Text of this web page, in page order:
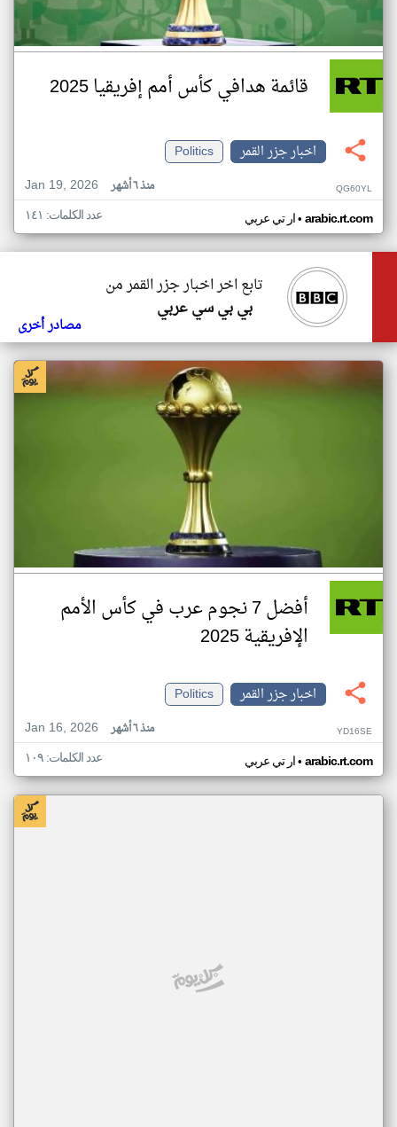
قائمة هدافي كأس أمم إفريقيا 2025
اخبار جزر القمر
Politics
Jan 19, 2026
منذ ٦ أشهر QG60YL
ار تي عربي• arabic.rt.com عدد الكلمات: ١٤١
تابع اخر اخبار جزر القمر من
بي بي سي عربي
مصادر أخرى
أفضل 7 نجوم عرب في كأس الأمم
الإفريقية 2025
اخبار جزر القمر
Politics
Jan 16, 2026
منذ ٦ أشهر YD16SE
ار تي عربي• arabic.rt.com عدد الكلمات: ١٠٩